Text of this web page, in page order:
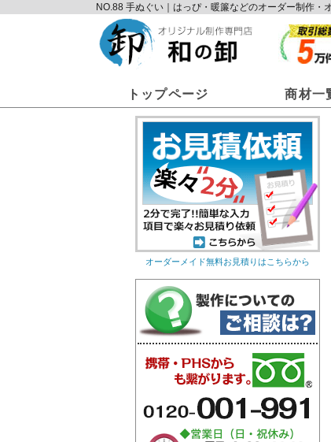
NO.88 手ぬぐい｜はっぴ・暖簾などのオーダー制作・
トップページ 商材一
オリジナルのれん オ
オーダーメイド無料お見積りはこちらから